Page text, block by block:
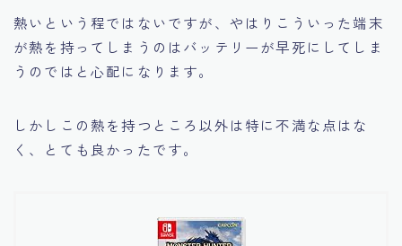
熱いという程ではないですが、やはりこういった端末
が熱を持ってしまうのはバッテリーが早死にしてしま
うのではと心配になります。
しかしこの熱を持つところ以外は特に不満な点はな
く、とても良かったです。